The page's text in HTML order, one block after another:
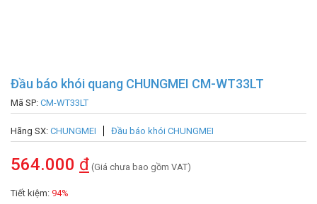
Đầu báo khói quang CHUNGMEI CM-WT33LT
Mã SP: CM-WT33LT
Hãng SX: CHUNGMEI Đầu báo khói CHUNGMEI
564.000 đ (Giá chưa bao gồm VAT)
Tiết kiệm: 94%